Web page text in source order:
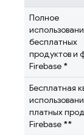
Полное
бесплатных
продуктов и
Firebase *
Бесплатная
платных
Firebase **